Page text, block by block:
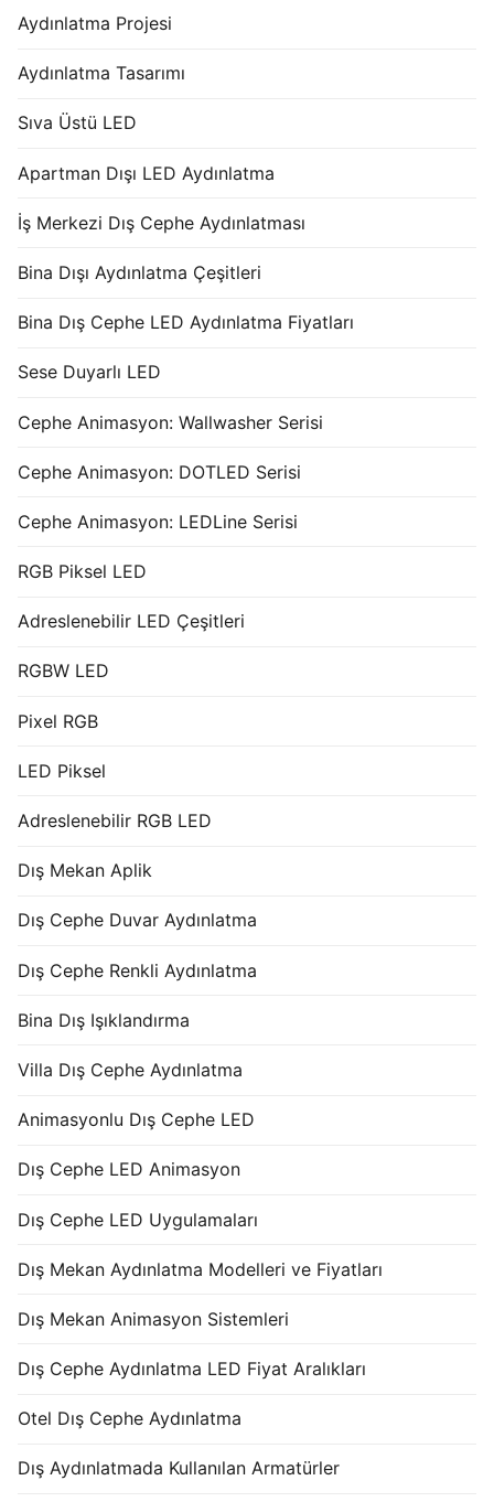
Aydınlatma Projesi
Aydınlatma Tasarımı
Sıva Üstü LED
Apartman Dışı LED Aydınlatma
İş Merkezi Dış Cephe Aydınlatması
Bina Dışı Aydınlatma Çeşitleri
Bina Dış Cephe LED Aydınlatma Fiyatları
Sese Duyarlı LED
Cephe Animasyon: Wallwasher Serisi
Cephe Animasyon: DOTLED Serisi
Cephe Animasyon: LEDLine Serisi
RGB Piksel LED
Adreslenebilir LED Çeşitleri
RGBW LED
Pixel RGB
LED Piksel
Adreslenebilir RGB LED
Dış Mekan Aplik
Dış Cephe Duvar Aydınlatma
Dış Cephe Renkli Aydınlatma
Bina Dış Işıklandırma
Villa Dış Cephe Aydınlatma
Animasyonlu Dış Cephe LED
Dış Cephe LED Animasyon
Dış Cephe LED Uygulamaları
Dış Mekan Aydınlatma Modelleri ve Fiyatları
Dış Mekan Animasyon Sistemleri
Dış Cephe Aydınlatma LED Fiyat Aralıkları
Otel Dış Cephe Aydınlatma
Dış Aydınlatmada Kullanılan Armatürler